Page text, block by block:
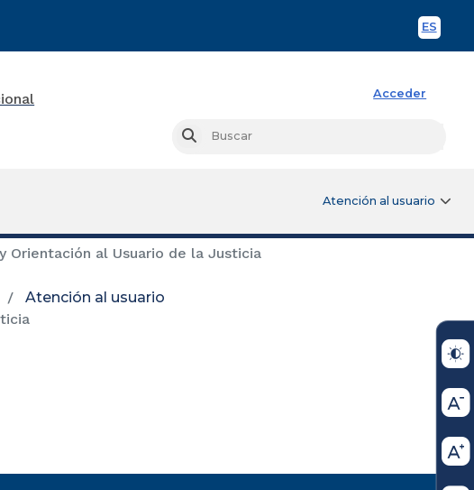
ES
Acceder
Buscar
Atención al usuario
Orientación al Usuario de la Justicia
Atención al usuario